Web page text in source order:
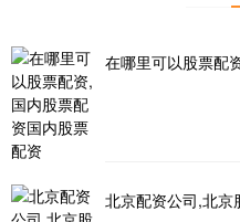
在哪里可以股票配
北京配资公司,北京